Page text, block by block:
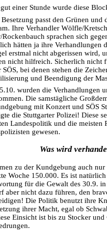
einer Stunde wurde diese
Besetzung passt den Grünen und
Ihre Verhandler Wölfle/
Rockenbauch sprachen sich
hätten ja ihre Verhandlungen
erstmal nicht abgerissen wird,
nicht hilfreich. Sicherlich nicht
SÖS, bei denen stehen die
und Beendigung der
wurden die Verhandlungen
Die samstägliche
mit Konzert und SÖS
die Stuttgarter Polizei! Diese
Landespolitik und die meisten
gewesen.
Was wird
zu der Kundgebung auch
Woche 150.000. Es ist
für die Gewalt des 30.9.
aber nicht dazu führen, den
Die Politik benutzt ihre
ihrer Macht, egal ob
Einsicht ist bis zu Stocker